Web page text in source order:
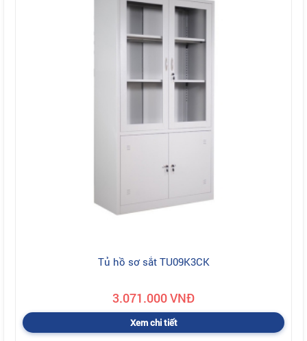
Tủ hồ sơ sắt TU09K3CK
3.071.000 VNĐ
Xem chi tiết